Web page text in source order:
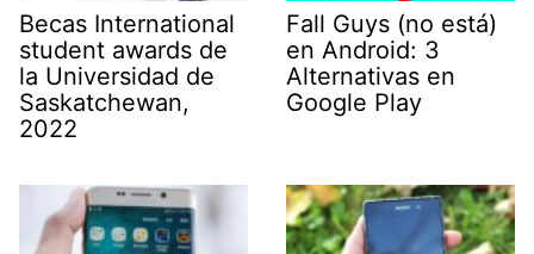
Becas International
student awards de
la Universidad de
Saskatchewan,
2022
Fall Guys (no está)
en Android: 3
Alternativas en
Google Play